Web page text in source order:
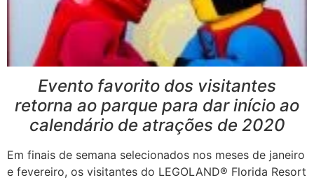
Evento favorito dos visitantes
retorna ao parque para dar início ao
calendário de atrações de 2020
Em finais de semana selecionados nos meses de janeiro
e fevereiro, os visitantes do LEGOLAND® Florida Resort